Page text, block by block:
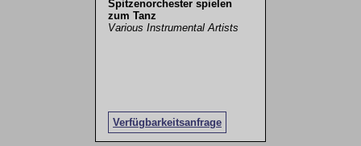
Spitzenorchester spielen
zum Tanz
Various Instrumental Artists
Verfügbarkeitsanfrage